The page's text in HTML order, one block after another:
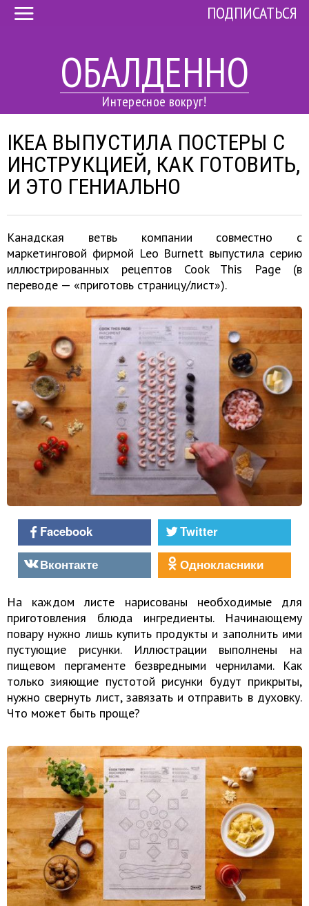
ОБАЛДЕННО
Интересное вокруг!
ПОДПИСАТЬСЯ
IKEA ВЫПУСТИЛА ПОСТЕРЫ С
ИНСТРУКЦИЕЙ, КАК ГОТОВИТЬ,
И ЭТО ГЕНИАЛЬНО
Канадская ветвь компании совместно с
маркетинговой фирмой Leo Burnett выпустила серию
иллюстрированных рецептов Cook This Page (в
переводе — «приготовь страницу/лист»).
Facebook
Twitter
Вконтакте
Однокласники
На каждом листе нарисованы необходимые для
приготовления блюда ингредиенты. Начинающему
повару нужно лишь купить продукты и заполнить ими
пустующие рисунки. Иллюстрации выполнены на
пищевом пергаменте безвредными чернилами. Как
только зияющие пустотой рисунки будут прикрыты,
нужно свернуть лист, завязать и отправить в духовку.
Что может быть проще?